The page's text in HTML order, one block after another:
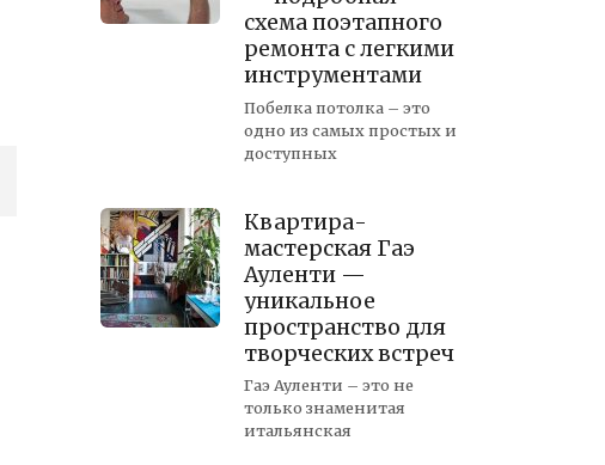
схема поэтапного
ремонта с легкими
инструментами
Побелка потолка – это
одно из самых простых и
доступных
Квартира-
мастерская Гаэ
Ауленти —
уникальное
пространство для
творческих встреч
Гаэ Ауленти – это не
только знаменитая
итальянская